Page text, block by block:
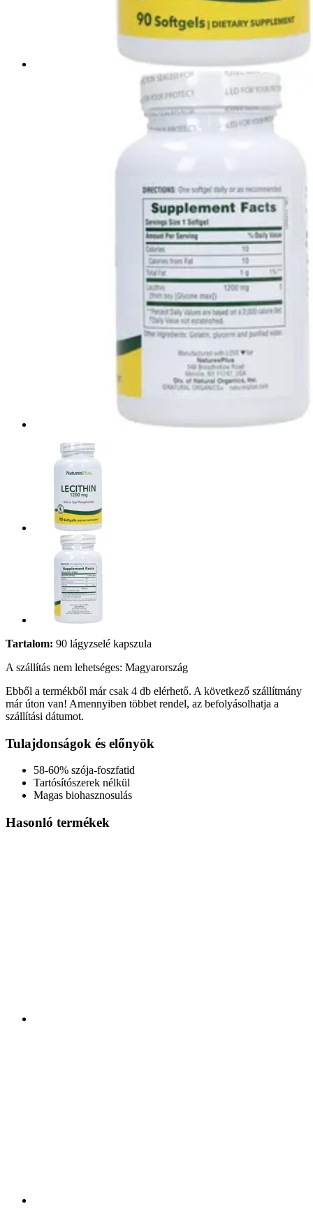
Tartalom: 90 lágyzselé kapszula
A szállítás nem lehetséges: Magyarország
Ebből a termékből már csak 4 db elérhető. A következő szállítmány
már úton van! Amennyiben többet rendel, az befolyásolhatja a
szállítási dátumot.
Tulajdonságok és előnyök
58-60% szója-foszfatid
Tartósítószerek nélkül
Magas biohasznosulás
Hasonló termékek